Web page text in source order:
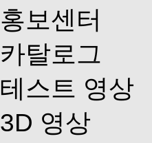
홍보센터
카탈로그
테스트 영상
3D 영상